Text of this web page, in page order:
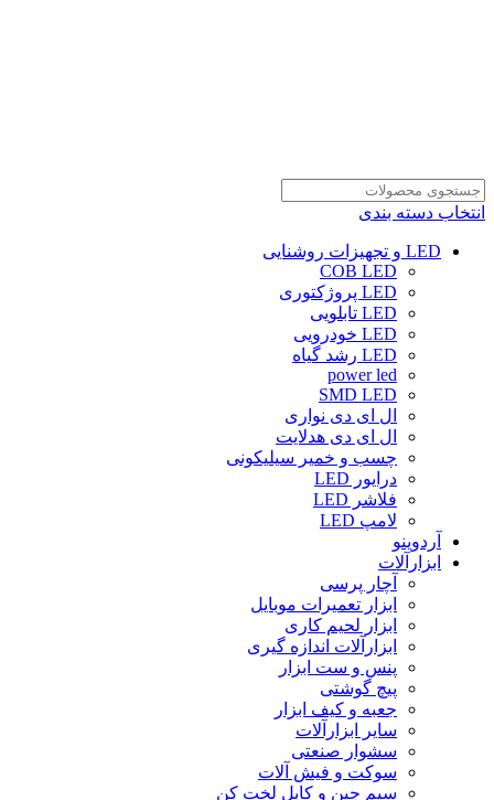
انتخاب دسته بندی
LED و تجهیزات روشنایی
COB LED
LED پروژکتوری
LED تابلویی
LED خودرویی
LED رشد گیاه
power led
SMD LED
ال ای دی نواری
ال ای دی هدلایت
چسب و خمیر سیلیکونی
درایور LED
فلاشر LED
لامپ LED
آردوینو
ابزارآلات
آچار پرسی
ابزار تعمیرات موبایل
ابزار لحیم کاری
ابزارآلات اندازه گیری
پنس و ست ابزار
پیچ گوشتی
جعبه و کیف ابزار
سایر ابزارآلات
سشوار صنعتی
سوکت و فیش آلات
سیم چین و کابل لخت کن